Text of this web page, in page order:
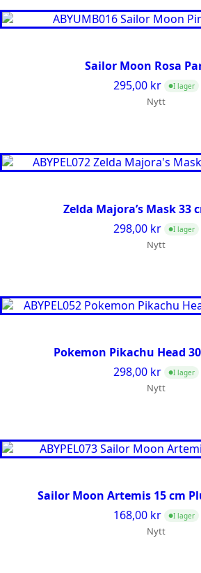
Sailor Moon Rosa
295,00 kr ●I lager
Nytt
Zelda Majora’s Mask 33
298,00 kr ●I lager
Nytt
Pokemon Pikachu Head
298,00 kr ●I lager
Nytt
Sailor Moon Artemis 15 cm
168,00 kr ●I lager
Nytt